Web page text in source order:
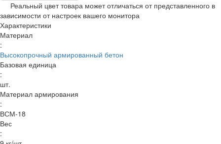
Реальный цвет товара может отличаться от представленного в
зависимости от настроек вашего монитора
Характеристики
Материал
:
Высокопрочный армированный бетон
Базовая единица
:
шт.
Материал армирования
:
ВСМ-18
Вес
: